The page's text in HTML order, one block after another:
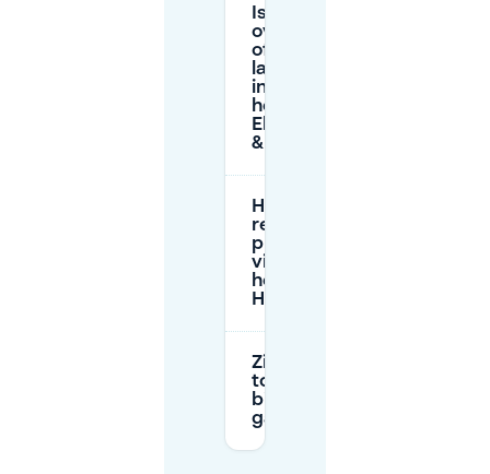
Is er een
overnachtings-
of
langparkeeroptie
in de buurt van
het Green
Elephant Hostel
& Spa?
Hoe werkt het
reserveren van
privéparkeerplaatsen
via Mobypark voor
het Green Elephant
Hostel & Spa?
Zijn er hoogte- of
toegangsbeschrijvingen
bij de nabijgelegen P+R-
garage?